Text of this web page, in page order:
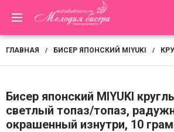
ГЛАВНАЯ / БИСЕР ЯПОНСКИЙ MIYUKI /
Бисер японский MIYUKI
светлый топаз/топаз,
окрашенный изнутри, 10